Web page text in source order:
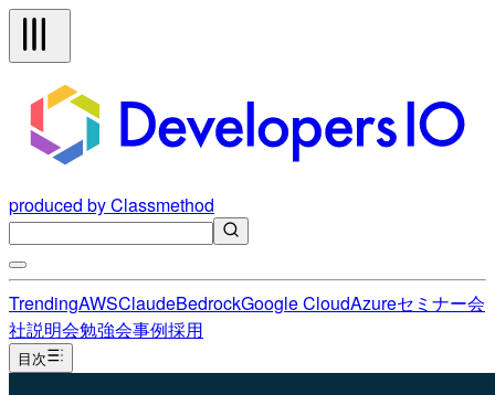
produced by Classmethod
TrendingAWSClaudeBedrockGoogle CloudAzureセミナー会
社説明会勉強会事例採用
目次